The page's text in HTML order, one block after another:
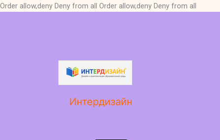
Order allow,deny Deny from all Order allow,deny Deny from all
Интердизайн
LinkedIn
Instagram
Facebook